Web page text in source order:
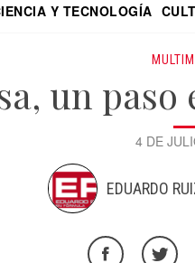
Y TECNOLOGÍA
un
4 DE
EDUARDO